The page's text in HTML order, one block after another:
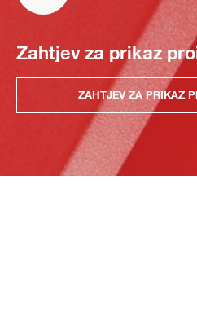
Zahtjev za prikaz
ZAHTJEV ZA PRIKAZ